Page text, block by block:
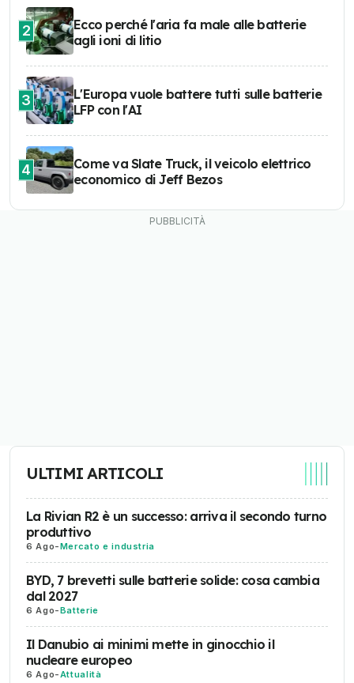
2
Ecco perché l'aria fa male alle batterie
agli ioni di litio
3
L'Europa vuole battere tutti sulle batterie
LFP con l'AI
4
Come va Slate Truck, il veicolo elettrico
economico di Jeff Bezos
ULTIMI ARTICOLI
La Rivian R2 è un successo: arriva il secondo turno
produttivo
6 Ago-Mercato e industria
BYD, 7 brevetti sulle batterie solide: cosa cambia
dal 2027
6 Ago-Batterie
Il Danubio ai minimi mette in ginocchio il
nucleare europeo
6 Ago-Attualità